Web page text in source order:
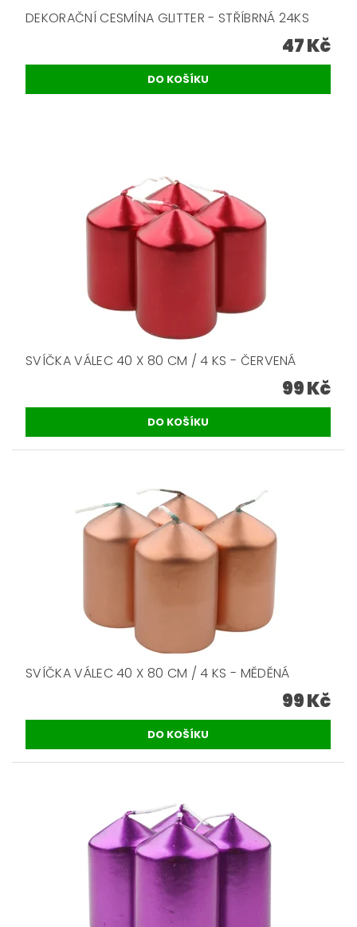
DEKORAČNÍ CESMÍNA GLITTER - STŘÍBRNÁ 24KS
47 Kč
SVÍČKA VÁLEC 40 X 80 CM / 4 KS - ČERVENÁ
99 Kč
SVÍČKA VÁLEC 40 X 80 CM / 4 KS - MĚDĚNÁ
99 Kč